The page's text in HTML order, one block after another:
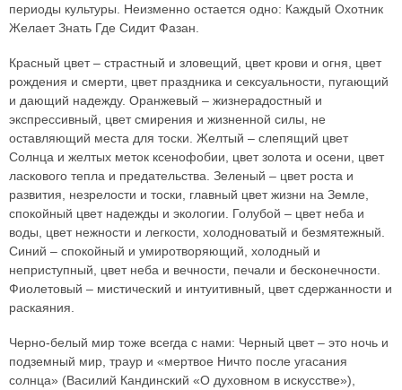
периоды культуры. Неизменно остается одно: Каждый Охотник
Желает Знать Где Сидит Фазан.
Красный цвет – страстный и зловещий, цвет крови и огня, цвет
рождения и смерти, цвет праздника и сексуальности, пугающий
и дающий надежду. Оранжевый – жизнерадостный и
экспрессивный, цвет смирения и жизненной силы, не
оставляющий места для тоски. Желтый – слепящий цвет
Солнца и желтых меток ксенофобии, цвет золота и осени, цвет
ласкового тепла и предательства. Зеленый – цвет роста и
развития, незрелости и тоски, главный цвет жизни на Земле,
спокойный цвет надежды и экологии. Голубой – цвет неба и
воды, цвет нежности и легкости, холодноватый и безмятежный.
Синий – спокойный и умиротворяющий, холодный и
неприступный, цвет неба и вечности, печали и бесконечности.
Фиолетовый – мистический и интуитивный, цвет сдержанности и
раскаяния.
Черно-белый мир тоже всегда с нами: Черный цвет – это ночь и
подземный мир, траур и «мертвое Ничто после угасания
солнца» (Василий Кандинский «О духовном в искусстве»),